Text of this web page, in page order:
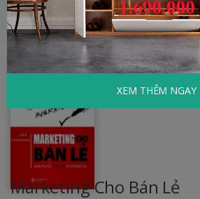
Cho Bán Lẻ
Marketing Cho Bán Lẻ
XEM THÊM NGAY